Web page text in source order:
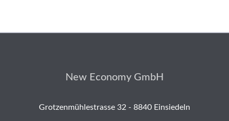
New Economy GmbH
Grotzenmühlestrasse 32 - 8840 Einsiedeln